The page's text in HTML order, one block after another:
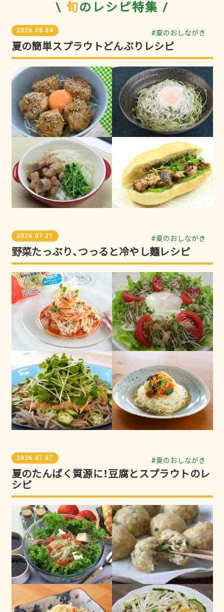
\ 旬のレシピ特集 /
2026.08.04 #夏のおしながき
夏の簡単スプラウトどんぶりレシピ
2026.07.21 #夏のおしながき
野菜たっぷり、つっると冷やし麺レシピ
2026.07.07 #夏のおしながき
夏のたんぱく質源に！豆腐とスプラウトのレ
シピ